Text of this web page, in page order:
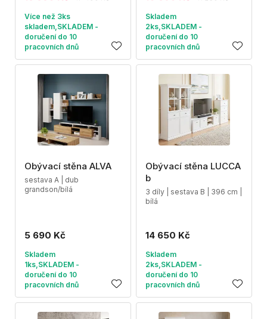
Více než 3ks
skladem,SKLADEM -
doručení do 10
pracovních dnů
Skladem
2ks,SKLADEM -
doručení do 10
pracovních dnů
Obývací stěna ALVA
sestava A | dub
grandson/bílá
5 690 Kč
Skladem
1ks,SKLADEM -
doručení do 10
pracovních dnů
Obývací stěna LUCCA
b
3 díly | sestava B | 396 cm |
bílá
14 650 Kč
Skladem
2ks,SKLADEM -
doručení do 10
pracovních dnů